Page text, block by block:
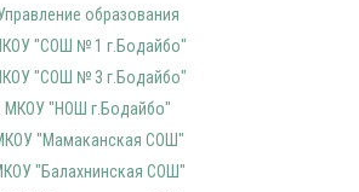
образования
"СОШ № 1 г.Бодайбо"
"СОШ № 3 г.Бодайбо"
МКОУ "НОШ г.Бодайбо"
"Мамаканская СОШ"
"Балахнинская СОШ"